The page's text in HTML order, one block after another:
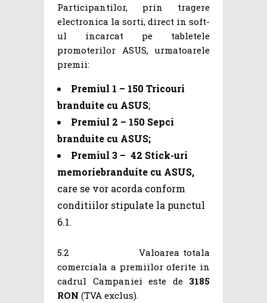
Participantilor, prin tragere
electronica la sorti, direct in soft-
ul incarcat pe tabletele
promoterilor ASUS, urmatoarele
premii:
Premiul 1 – 150 Tricouri
branduite cu ASUS;
Premiul 2 – 150 Sepci
branduite cu ASUS;
Premiul 3 – 42 Stick-uri
memoriebranduite cu ASUS,
care se vor acorda conform
conditiilor stipulate la punctul
6.1.
5.2 Valoarea totala
comerciala a premiilor oferite in
cadrul Campaniei este de 3185
RON (TVA exclus).